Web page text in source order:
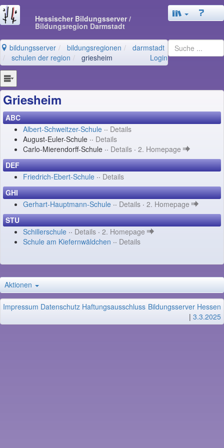
Hessischer Bildungsserver/
Bildungsregion Darmstadt
bildungsserver bildungsregionen
darmstadt
schulen der region
griesheim Login
Griesheim
ABC
Albert-Schweitzer-Schule ·· Details
August-Euler-Schule ·· Details
Carlo-Mierendorff-Schule ·· Details · 2. Homepage
DEF
Friedrich-Ebert-Schule ·· Details
GHI
Gerhart-Hauptmann-Schule ·· Details · 2. Homepage
STU
Schillerschule ·· Details · 2. Homepage
Schule am Kiefernwäldchen ·· Details
Aktionen
Impressum Datenschutz Haftungsausschluss Bildungsserver Hessen
| 3.3.2025